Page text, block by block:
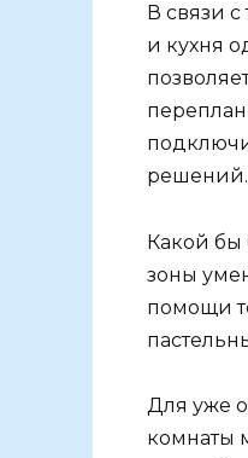
В связи
и кухня
решений.
Какой бы
зоны
помощи
Для уже
комнаты